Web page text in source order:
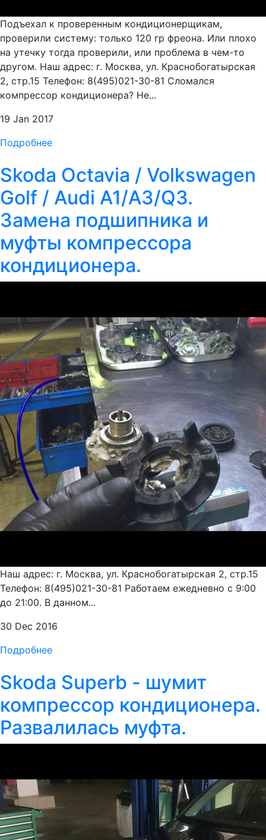
Подъехал к проверенным кондиционерщикам,
проверили систему: только 120 гр фреона. Или плохо
на утечку тогда проверили, или проблема в чем-то
другом. Наш адрес: г. Москва, ул. Краснобогатырская
2, стр.15 Телефон: 8(495)021-30-81 Сломался
компрессор кондиционера? Не...
19 Jan 2017
Подробнее
Skoda Octavia / Volkswagen
Golf / Audi A1/A3/Q3.
Замена подшипника и
муфты компрессора
кондиционера.
Наш адрес: г. Москва, ул. Краснобогатырская 2, стр.15
Телефон: 8(495)021-30-81 Работаем ежедневно с 9:00
до 21:00. В данном...
30 Dec 2016
Подробнее
Skoda Superb - шумит
компрессор кондиционера.
Развалилась муфта.